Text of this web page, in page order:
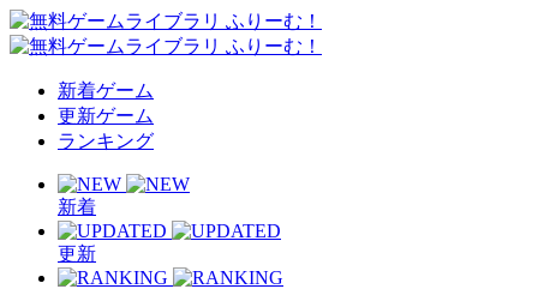
新着ゲーム
更新ゲーム
ランキング
新着
更新